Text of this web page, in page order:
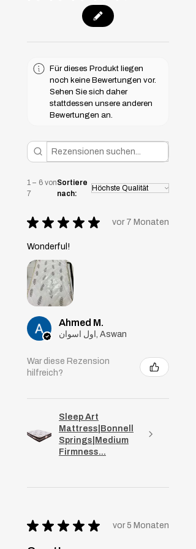
Für dieses Produkt liegen
noch keine Bewertungen vor.
Sehen Sie sich daher
stattdessen unsere anderen
Bewertungen an.
1 – 6 von
7
Sortiere
nach:
★ ★ ★ ★ ★ vor 7 Monaten
Wonderful!
Ahmed M.
اول اسوان, Aswan
War diese Rezension
hilfreich?
Sleep Art
Mattress|Bonnell
Springs|Medium
Firmness...
★ ★ ★ ★ ★ vor 5 Monaten